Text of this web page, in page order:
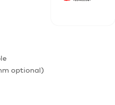
optional)